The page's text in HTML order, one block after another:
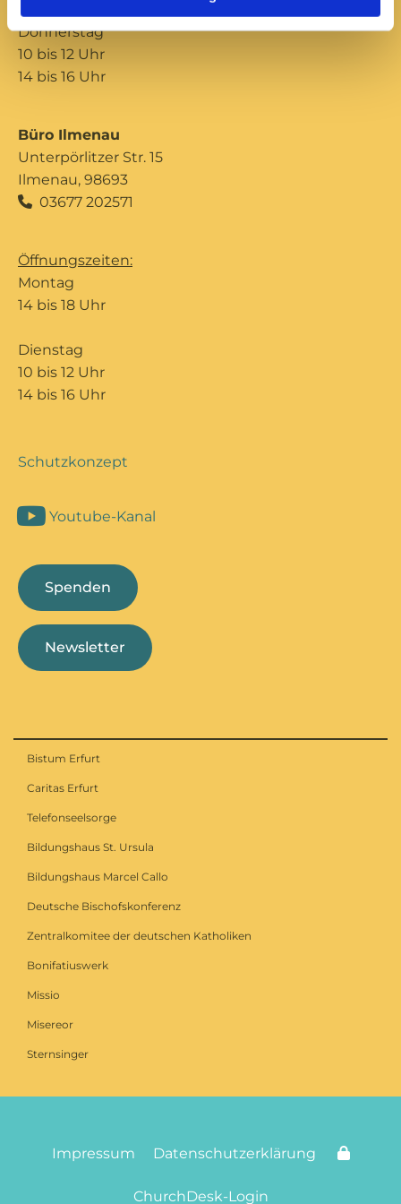
Donnerstag
10 bis 12 Uhr
14 bis 16 Uhr
Büro Ilmenau
Unterpörlitzer Str. 15
Ilmenau, 98693
 03677 202571
Öffnungszeiten:
Montag
14 bis 18 Uhr
Dienstag
10 bis 12 Uhr
14 bis 16 Uhr
Schutzkonzept
Youtube-Kanal
Spenden
Newsletter
Bistum Erfurt
Caritas Erfurt
Telefonseelsorge
Bildungshaus St. Ursula
Bildungshaus Marcel Callo
Deutsche Bischofskonferenz
Zentralkomitee der deutschen Katholiken
Bonifatiuswerk
Missio
Misereor
Sternsinger
Impressum Datenschutzerklärung
ChurchDesk-Login